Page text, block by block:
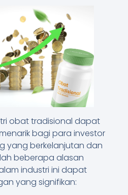
obat tradisional dapat
bagi para investor
yang berkelanjutan dan
beberapa alasan
industri ini dapat
yang signifikan: